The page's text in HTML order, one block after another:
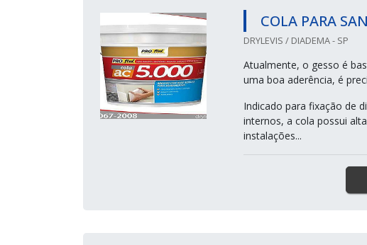
COLA PARA
DRYLEVIS / DIADEMA - SP
Atualmente, o gesso é
uma boa aderência, é
Indicado para fixação de
internos, a cola possui
instalações...